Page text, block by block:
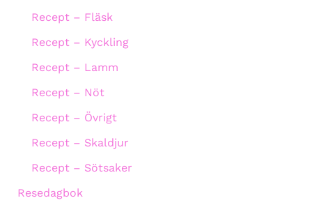
Recept – Fläsk
Recept – Kyckling
Recept – Lamm
Recept – Nöt
Recept – Övrigt
Recept – Skaldjur
Recept – Sötsaker
Resedagbok